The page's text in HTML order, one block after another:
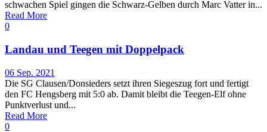
schwachen Spiel gingen die Schwarz-Gelben durch Marc Vatter in...
Read More
0
Landau und Teegen mit Doppelpack
06 Sep. 2021
Die SG Clausen/Donsieders setzt ihren Siegeszug fort und fertigt
den FC Hengsberg mit 5:0 ab. Damit bleibt die Teegen-Elf ohne
Punktverlust und...
Read More
0